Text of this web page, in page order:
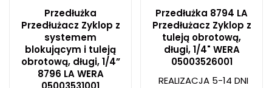
Przedłużka
Przedłużacz Zyklop z
systemem
blokującym i tuleją
obrotową, długi, 1/4”
8796 LA WERA
Przedłużka 8794 LA
Przedłużacz Zyklop z
tuleją obrotową,
długi, 1/4" WERA
05003526001
REALIZACJA 5-14 DNI